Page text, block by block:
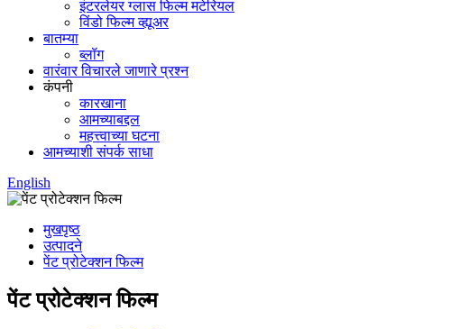
इंटरलेयर ग्लास फिल्म मटेरियल
विंडो फिल्म व्ह्यूअर
बातम्या
ब्लॉग
वारंवार विचारले जाणारे प्रश्न
कंपनी
कारखाना
आमच्याबद्दल
महत्त्वाच्या घटना
आमच्याशी संपर्क साधा
English
मुखपृष्ठ
उत्पादने
पेंट प्रोटेक्शन फिल्म
पेंट प्रोटेक्शन फिल्म